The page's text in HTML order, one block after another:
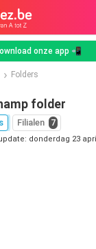
onze app 📲
Folders
folder
Filialen 7
donderdag 23